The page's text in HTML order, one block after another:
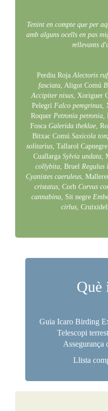
Tenint en compte que per
amb alguns ocells en pas
rellevants
Perdiu RojaAlectoris
fasciata, Aligot Comú
Accipiter nisus, Xoriguer
Pelegrí Falco peregrinus,
Roquer Petronia petronia,
Fosca Galerida theklae,
Bitxac Comú Saxicola
solitarius, Tallarol Capnegre
Cuallarga Sylvia undata,
collybita, Bruel Regulus
Cyanistes caeruleus,
cristatus, Corb Corvus
cannabina, Sit negre
cirlus,
Què
Guia Icaro Birding
Telescopi
Assegurança
Llista